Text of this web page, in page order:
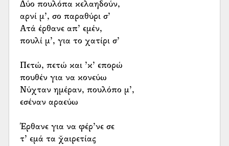
Δύο πουλόπα κελαηδούν,
αρνί μ’, σο παραθύρι σ’
Ατά έρθανε απ’ εμέν,
πουλί μ’, για το χατίρι σ’
Πετώ, πετώ και ’κ’ επορώ
πουθέν για να κονεύω
Νύχταν ημέραν, πουλόπο μ’,
εσέναν αραεύω
Έρθανε για να φέρ’νε σε
τ’ εμά τα χ̌αιρετίας